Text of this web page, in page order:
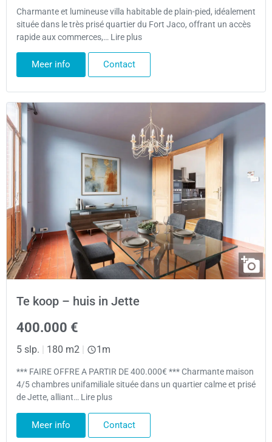
Charmante et lumineuse villa habitable de plain-pied, idéalement
située dans le très prisé quartier du Fort Jaco, offrant un accès
rapide aux commerces,… Lire plus
Meer info Contact
Te koop – huis in Jette
400.000 €
5 slp. | 180 m2 | 1m
*** FAIRE OFFRE A PARTIR DE 400.000€ *** Charmante maison
4/5 chambres unifamiliale située dans un quartier calme et prisé
de Jette, alliant… Lire plus
Meer info Contact